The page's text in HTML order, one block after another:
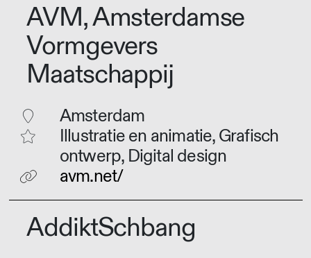
AVM, Amsterdamse
Vormgevers
Maatschappij
Amsterdam
Illustratie en animatie, Grafisch
ontwerp, Digital design
avm.net/
AddiktSchbang